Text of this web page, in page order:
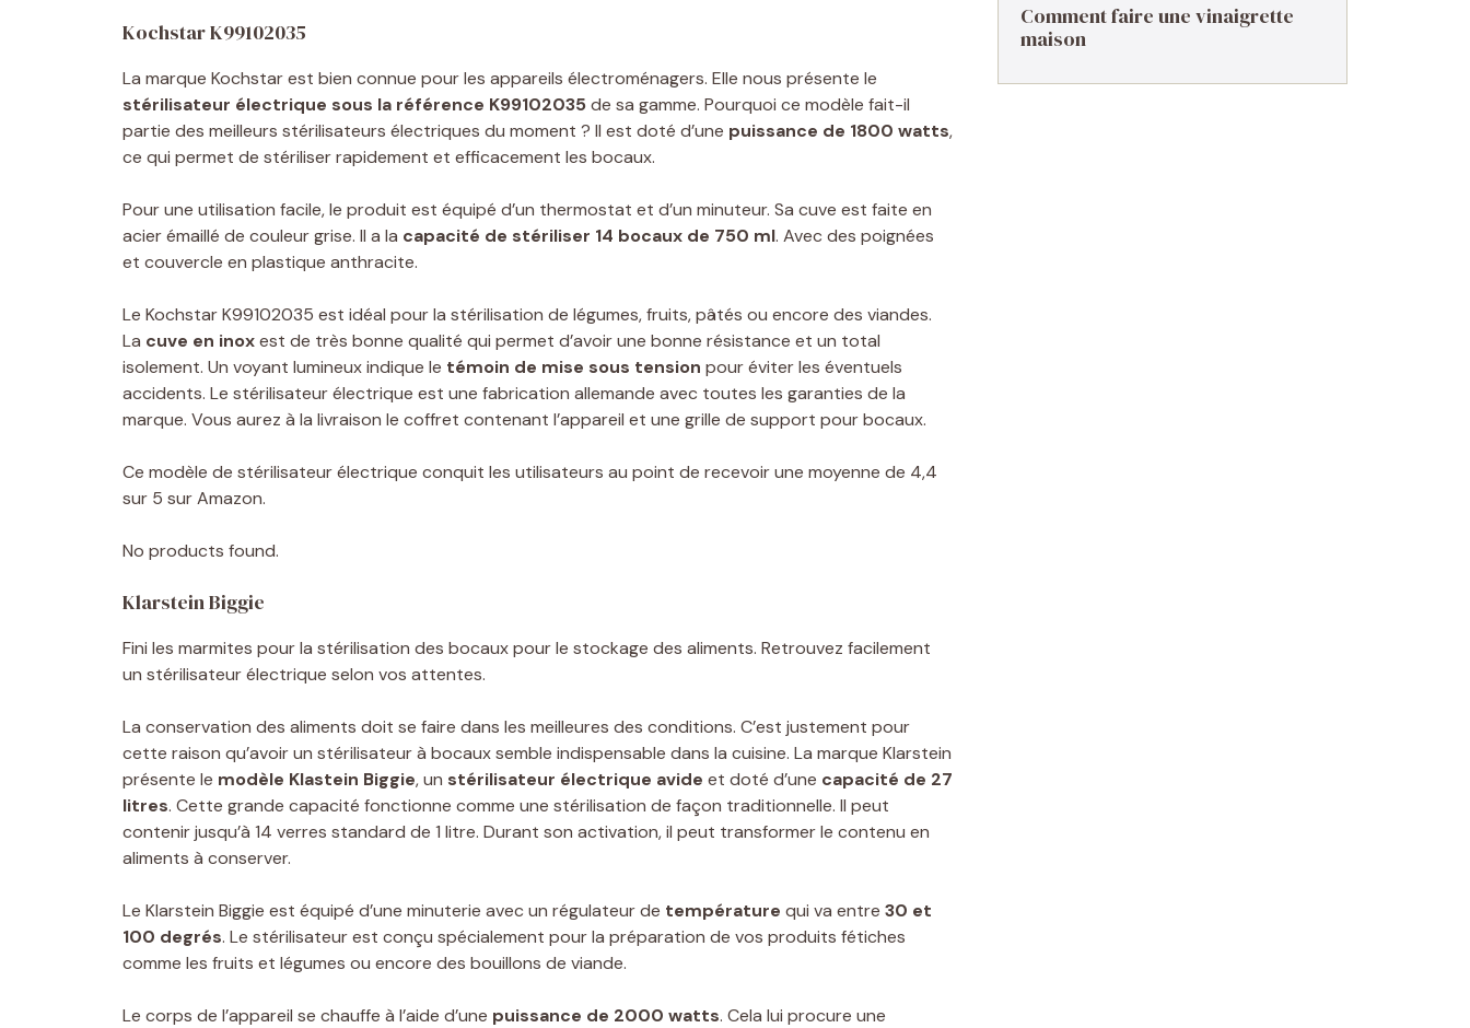
Kochstar K99102035
La marque Kochstar est bien connue pour les appareils électroménagers. Elle nous présente le
stérilisateur électrique sous la référence K99102035de sa gamme. Pourquoi ce modèle fait-il
partie des meilleurs stérilisateurs électriques du moment ? Il est doté d’une puissance de 1800 watts,
ce qui permet de stériliser rapidement et efficacement les bocaux.
Pour une utilisation facile, le produit est équipé d’un thermostat et d’un minuteur. Sa cuve est faite en
acier émaillé de couleur grise. Il a la capacité de stériliser 14 bocaux de 750 ml. Avec des poignées
et couvercle en plastique anthracite.
Le Kochstar K99102035 est idéal pour la stérilisation de légumes, fruits, pâtés ou encore des viandes.
La cuve en inoxest de très bonne qualité qui permet d’avoir une bonne résistance et un total
isolement. Un voyant lumineux indique le témoin de mise sous tension pour éviter les éventuels
accidents. Le stérilisateur électrique est une fabrication allemande avec toutes les garanties de la
marque. Vous aurez à la livraison le coffret contenant l’appareil et une grille de support pour bocaux.
Ce modèle de stérilisateur électrique conquit les utilisateurs au point de recevoir une moyenne de 4,4
sur 5 sur Amazon.
No products found.
Klarstein Biggie
Fini les marmites pour la stérilisation des bocaux pour le stockage des aliments. Retrouvez facilement
un stérilisateur électrique selon vos attentes.
La conservation des aliments doit se faire dans les meilleures des conditions. C’est justement pour
cette raison qu’avoir un stérilisateur à bocaux semble indispensable dans la cuisine. La marque Klarstein
présente le modèle Klastein Biggie, un stérilisateur électrique avide et doté d’une capacité de 27
litres. Cette grande capacité fonctionne comme une stérilisation de façon traditionnelle. Il peut
contenir jusqu’à 14 verres standard de 1 litre. Durant son activation, il peut transformer le contenu en
aliments à conserver.
Le Klarstein Biggie est équipé d’une minuterie avec un régulateur de température qui va entre 30 et
100 degrés. Le stérilisateur est conçu spécialement pour la préparation de vos produits fétiches
comme les fruits et légumes ou encore des bouillons de viande.
Le corps de l’appareil se chauffe à l’aide d’une puissance de 2000 watts. Cela lui procure une
Comment faire une vinaigrette
maison ​